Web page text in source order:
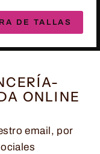
DE TALLAS
ONLINE
email, por